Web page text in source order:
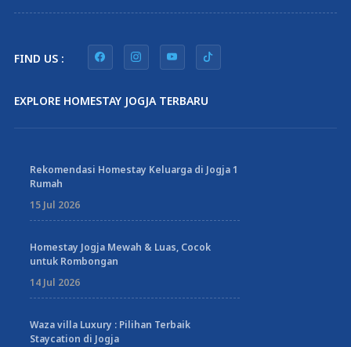
FIND US :
EXPLORE HOMESTAY JOGJA TERBARU
Rekomendasi Homestay Keluarga di Jogja 1
Rumah
15 Jul 2026
Homestay Jogja Mewah & Luas, Cocok
untuk Rombongan
14 Jul 2026
Waza villa Luxury : Pilihan Terbaik
Staycation di Jogja